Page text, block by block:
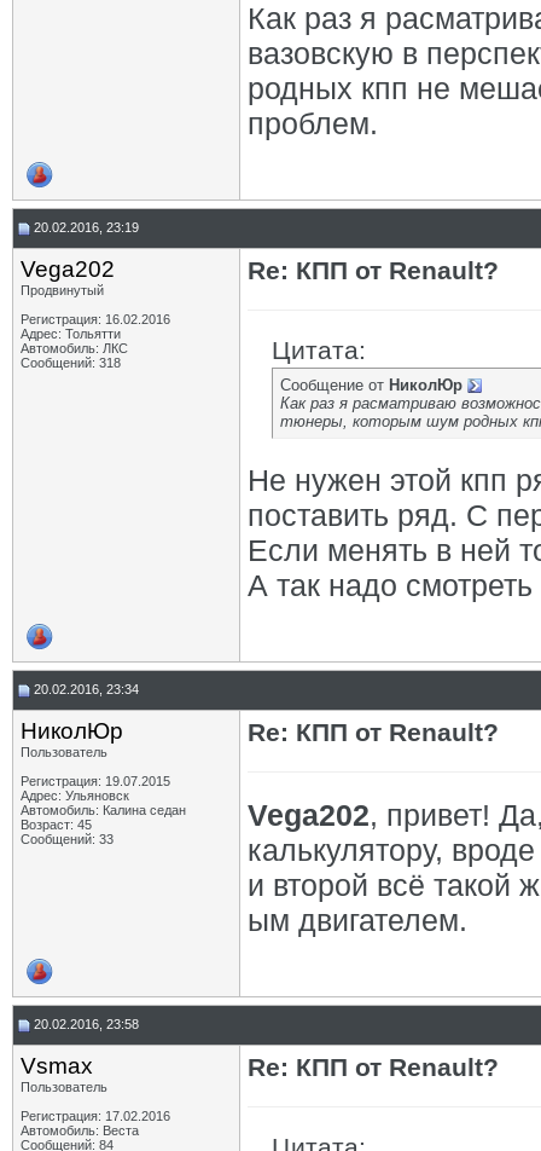
Как раз я
вазовскую в
родных кпп не
проблем.
20.02.2016, 23:19
Vega202
Продвинутый
Регистрация: 16.02.2016
Адрес: Тольятти
Автомобиль: ЛКС
Сообщений: 318
Re: КПП от Renault?
Цитата:
Сообщение от НиколЮр
Как раз я расматриваю
тюнеры, которым шум родных
Не нужен этой кпп
поставить ряд. С
Если менять в ней
А так надо
20.02.2016, 23:34
НиколЮр
Пользователь
Регистрация: 19.07.2015
Адрес: Ульяновск
Автомобиль: Калина седан
Возраст: 45
Сообщений: 33
Re: КПП от Renault?
Vega202, привет!
калькулятору,
и второй всё такой
ым двигателем.
20.02.2016, 23:58
Vsmax
Пользователь
Регистрация: 17.02.2016
Автомобиль: Веста
Сообщений: 84
Re: КПП от Renault?